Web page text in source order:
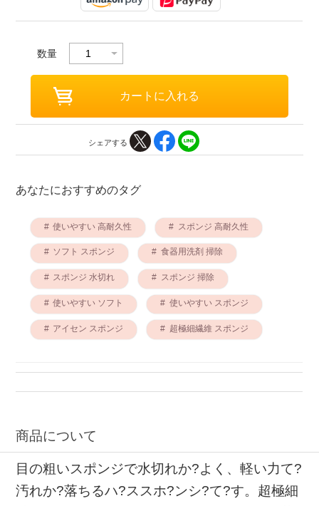
数量
シェアする
あなたにおすすめのタグ
使いやすい 高耐久性 スポンジ 高耐久性
ソフト スポンジ 食器用洗剤 掃除
スポンジ 水切れ スポンジ 掃除
使いやすい ソフト 使いやすい スポンジ
アイセン スポンジ 超極細繊維 スポンジ
商品について
目の粗いスポンジで水切れか?よく、軽い力て?
汚れか?落ちるハ?ススホ?ンシ?て?す。超極細